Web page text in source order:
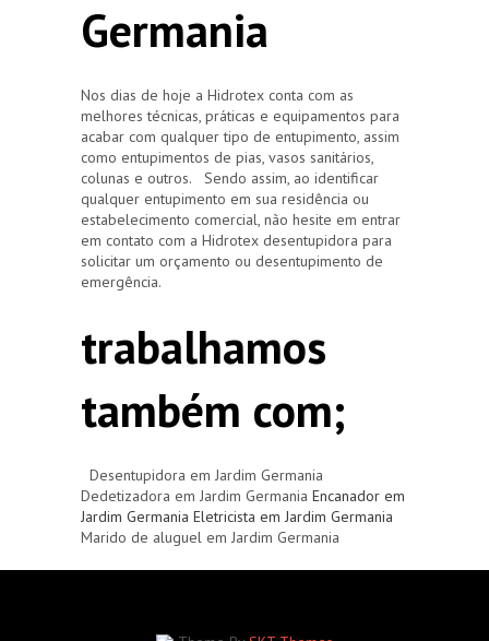
Germania
Nos dias de hoje a Hidrotex conta com as
melhores técnicas, práticas e equipamentos para
acabar com qualquer tipo de entupimento, assim
como entupimentos de pias, vasos sanitários,
colunas e outros. Sendo assim, ao identificar
qualquer entupimento em sua residência ou
estabelecimento comercial, não hesite em entrar
em contato com a Hidrotex desentupidora para
solicitar um orçamento ou desentupimento de
emergência.
trabalhamos
também com;
Desentupidora em Jardim Germania
Dedetizadora em Jardim Germania Encanador em
Jardim Germania Eletricista em Jardim Germania
Marido de aluguel em Jardim Germania